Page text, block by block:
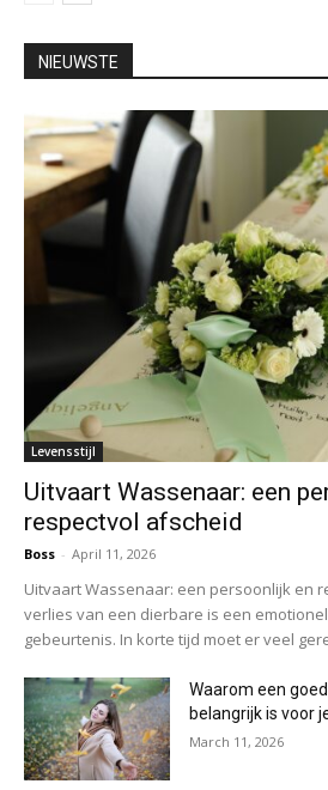
NIEUWSTE
Levensstijl
Uitvaart Wassenaar: een
respectvol afscheid
Boss - April 11, 2026
Uitvaart Wassenaar: een persoonlijk en
verlies van een dierbare is een
gebeurtenis. In korte tijd moet er veel
Waarom een
belangrijk is voor
March 11, 2026